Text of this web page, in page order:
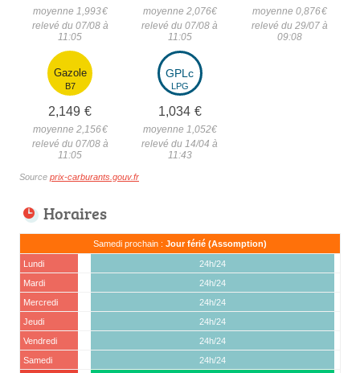
moyenne 1,993€
relevé du 07/08 à
11:05
moyenne 2,076€
relevé du 07/08 à
11:05
moyenne 0,876€
relevé du 29/07 à
09:08
Gazole
B7
2,149 €
moyenne 2,156€
relevé du 07/08 à
11:05
GPLc
LPG
1,034 €
moyenne 1,052€
relevé du 14/04 à
11:43
Source prix-carburants.gouv.fr
Horaires
Samedi prochain : Jour férié (Assomption)
Lundi
24h/24
Mardi
24h/24
Mercredi
24h/24
Jeudi
24h/24
Vendredi
24h/24
Samedi
24h/24